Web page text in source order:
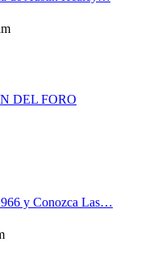
DEL FORO
y Conozca Las…